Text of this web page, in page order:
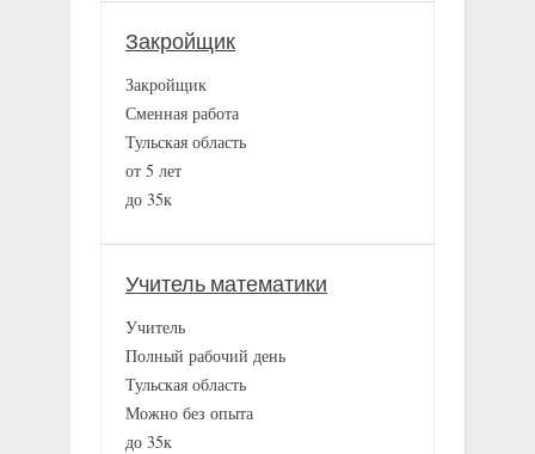
Закройщик
Закройщик
Сменная работа
Тульская область
от 5 лет
до 35к
Учитель математики
Учитель
Полный рабочий день
Тульская область
Можно без опыта
до 35к